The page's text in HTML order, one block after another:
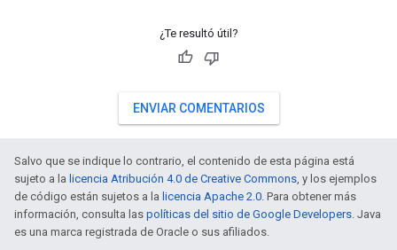
¿Te resultó útil?
ENVIAR COMENTARIOS
Salvo que se indique lo contrario, el contenido de esta página está
sujeto a la licencia Atribución 4.0 de Creative Commons, y los ejemplos
de código están sujetos a la licencia Apache 2.0. Para obtener más
información, consulta las políticas del sitio de Google Developers. Java
es una marca registrada de Oracle o sus afiliados.